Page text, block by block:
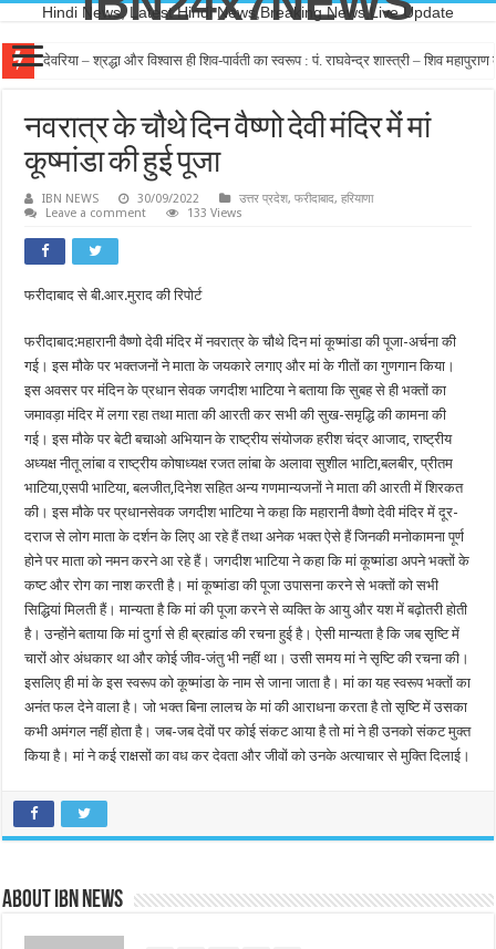
Hindi News, Latest Hindi News,Breaking News,Live Update
देवरिया – श्रद्धा और विश्वास ही शिव-पार्वती का स्वरूप : पं. राघवेन्द्र शास्त्री – शिव
नवरात्र के चौथे दिन वैष्णो देवी मंदिर मेंं मां
कूष्मांडा की हुई पूजा
IBN NEWS 30/09/2022 उत्तर प्रदेश,फरीदाबाद,हरियाणा
Leave a comment
133 Views
फरीदाबाद से बी.आर.मुराद की रिपोर्ट
फरीदाबाद:महारानी वैष्णो देवी मंदिर में नवरात्र के चौथे दिन मां कूष्मांडा की पूजा-अर्चना की
गई। इस मौके पर भक्तजनों ने माता के जयकारे लगाए और मां के गीतों का गुणगान किया।
इस अवसर पर मंदिन के प्रधान सेवक जगदीश भाटिया ने बताया कि सुबह से ही भक्तों का
जमावड़ा मंदिर में लगा रहा तथा माता की आरती कर सभी की सुख-समृद्धि की कामना की
गई। इस मौके पर बेटी बचाओ अभियान के राष्ट्रीय संयोजक हरीश चंद्र आजाद, राष्ट्रीय
अध्यक्ष नीतू लांबा व राष्ट्रीय कोषाध्यक्ष रजत लांबा के अलावा सुशील भाटिा,बलबीर, प्रीतम
भाटिया,एसपी भाटिया, बलजीत,दिनेश सहित अन्य गणमान्यजनों ने माता की आरती में शिरकत
की। इस मौके पर प्रधानसेवक जगदीश भाटिया ने कहा कि महारानी वैष्णो देवी मंदिर में दूर-
दराज से लोग माता के दर्शन के लिए आ रहे हैं तथा अनेक भक्त ऐसे हैं जिनकी मनोकामना पूर्ण
होने पर माता को नमन करने आ रहे हैं। जगदीश भाटिया ने कहा कि मां कूष्मांडा अपने भक्तों के
कष्ट और रोग का नाश करती है। मां कूष्मांडा की पूजा उपासना करने से भक्तों को सभी
सिद्धियां मिलती हैं। मान्यता है कि मां की पूजा करने से व्यक्ति के आयु और यश में बढ़ोतरी होती
है। उन्होंने बताया कि मां दुर्गा से ही ब्रह्मांड की रचना हुई है। ऐसी मान्यता है कि जब सृष्टि में
चारों ओर अंधकार था और कोई जीव-जंतु भी नहीं था। उसी समय मां ने सृष्टि की रचना की।
इसलिए ही मां के इस स्वरूप को कूष्मांडा के नाम से जाना जाता है। मां का यह स्वरूप भक्तों का
अनंत फल देने वाला है। जो भक्त बिना लालच के मां की आराधना करता है तो सृष्टि में उसका
कभी अमंगल नहीं होता है। जब-जब देवों पर कोई संकट आया है तो मां ने ही उनको संकट मुक्त
किया है। मां ने कई राक्षसों का वध कर देवता और जीवों को उनके अत्याचार से मुक्ति दिलाई।
About IBN NEWS